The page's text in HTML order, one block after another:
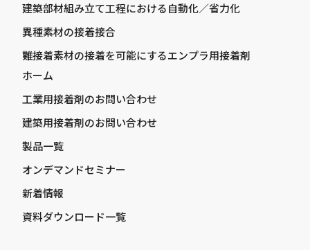
ホーム
工業用接着剤のお問い合わせ
建築用接着剤のお問い合わせ
製品一覧
オンデマンドセミナー
新着情報
資料ダウンロード一覧
建築部材組み立て工程における自動化／省力化
異種素材の接着接合
難接着素材の接着を可能にするエンプラ用接着剤